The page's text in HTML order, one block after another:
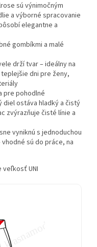
sú výnimočným
a výborné spracovanie
elegantne a
gombíkmi a malé
drží tvar – ideálny na
dni pre ženy,
pre pohodlné
ostáva hladký a čistý
zvýrazňuje čisté línie a
vyniknú s jednoduchou
sú do práce, na
veľkosť UNI